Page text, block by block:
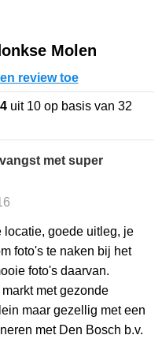
Molen
review toe
uit 10 op basis van 32
met super
locatie, goede uitleg, je
foto's te naken bij het
foto's daarvan.
met gezonde
maar gezellig met een
met Den Bosch b.v.